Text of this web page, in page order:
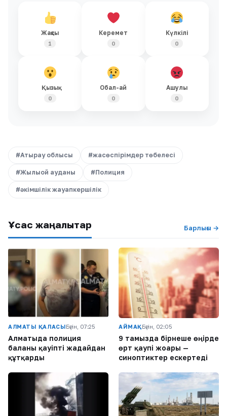
Жақсы
1
Керемет
0
Күлкілі
0
Қызық
0
Обал-ай
0
Ашулы
0
#Атырау облысы #жасөспірімдер төбелесі
#Жылыой ауданы #Полиция
#әкімшілік жауапкершілік
Ұқсас жаңалықтар Барлығы →
АЛМАТЫ ҚАЛАСЫБүгін, 07:25
Алматыда полиция
баланы қауіпті жағдайдан
құтқарды
АЙМАҚБүгін, 02:05
9 тамызда бірнеше өңірде
өрт қаупі жоғары —
синоптиктер ескертеді